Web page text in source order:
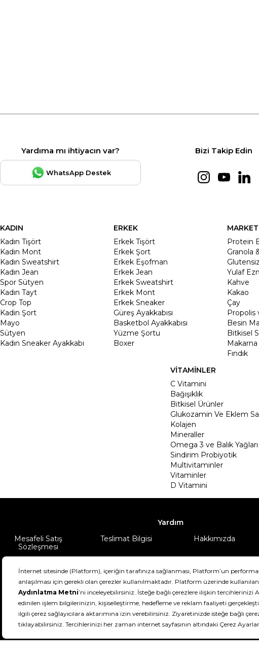
Yardıma mı ihtiyacın var?
WhatsApp Destek
Bizi Takip Edin
KADIN
Kadın Tişört
Kadın Mont
Kadın Sweatshirt
Kadın Jean
Spor Sütyen
Kadın Tayt
Crop Top
Kadin Şort
Mayo
Sütyen
Kadın Sneaker Ayakkabı
ERKEK
Erkek Tişört
Erkek Şort
Erkek Eşofman
Erkek Jean
Erkek Sweatshirt
Erkek Mont
Erkek Sneaker
Güreş Ayakkabısı
Basketbol Ayakkabısı
Yüzme Şortu
Boxer
MARKET
Protein
Granola
Yulaf
Kahve
Kakao
Çay
Propolis
Besin
Bitkisel
Makarna
Fındık
VİTAMİNLER
C Vitamini
Bağışıklık
Bitkisel Ürünler
Glukozamin Ve Eklem
Kolajen
Mineraller
Omega 3 ve Balık Yağları
Sindirim Probiyotik
Multivitaminler
Vitaminler
D Vitamini
Yardım
Mesafeli Satış
Sözleşmesi
Teslimat Bilgisi Hakkımızda
DeFactoFIT ©️ 2022-2026. Tüm hakları saklıdır.